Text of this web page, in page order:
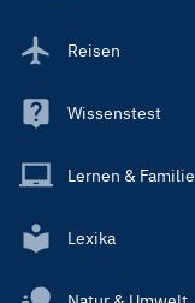
Reisen
Wissenstest
Lernen & Familie
Lexika